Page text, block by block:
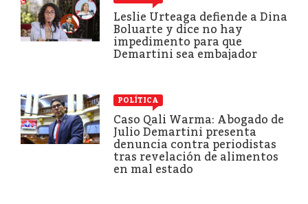
Leslie Urteaga defiende a Dina
Boluarte y dice no hay
impedimento para que
Demartini sea embajador
POLÍTICA
Caso Qali Warma: Abogado de
Julio Demartini presenta
denuncia contra periodistas
tras revelación de alimentos
en mal estado